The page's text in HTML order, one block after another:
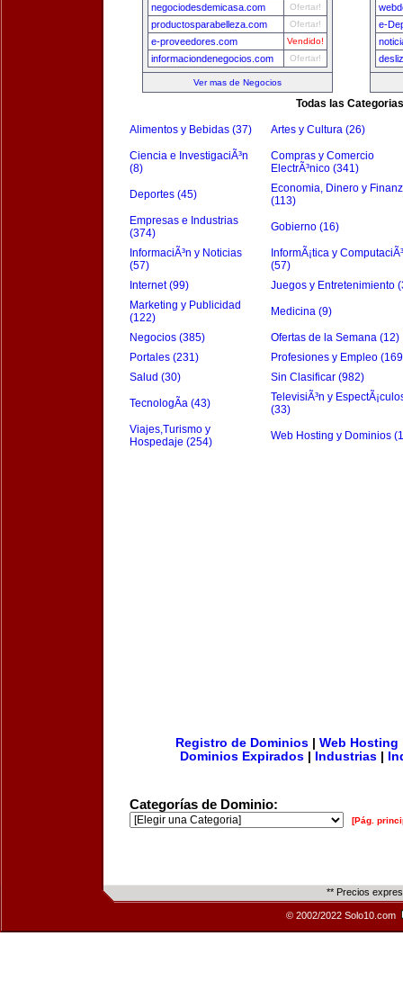
negociodesdemicasa.com Ofertar!
productosparabelleza.com Ofertar!
e-proveedores.com Vendido!
informaciondenegocios.com Ofertar!
Ver mas de Negocios
e-
Todas las Categorias
Alimentos y Bebidas (37) Artes y Cultura (26)
Ciencia e InvestigaciÃ³n
(8)
Compras y Comercio
ElectrÃ³nico (341)
Deportes (45)
Economia, Dinero y
(113)
Empresas e Industrias
(374)
Gobierno (16)
InformaciÃ³n y Noticias
(57)
InformÃ¡tica y
(57)
Internet (99)
Juegos y Entretenimiento
Marketing y Publicidad
(122)
Medicina (9)
Negocios (385)
Ofertas de la Semana (12)
Portales (231)
Profesiones y Empleo
Salud (30)
Sin Clasificar (982)
TecnologÃ­a (43)
TelevisiÃ³n y
(33)
Viajes,Turismo y
Hospedaje (254)
Web Hosting y Dominios
Registro de Dominios| Web Hosting
Dominios Expirados
Industrias
Categorías de Dominio:
[Pág.
** Precios
© 2002/2022 Solo10.com